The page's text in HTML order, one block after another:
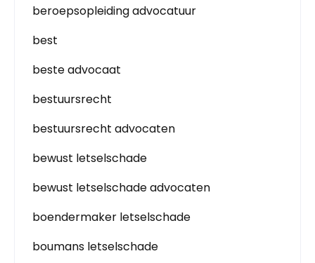
beroepsopleiding advocatuur
best
beste advocaat
bestuursrecht
bestuursrecht advocaten
bewust letselschade
bewust letselschade advocaten
boendermaker letselschade
boumans letselschade